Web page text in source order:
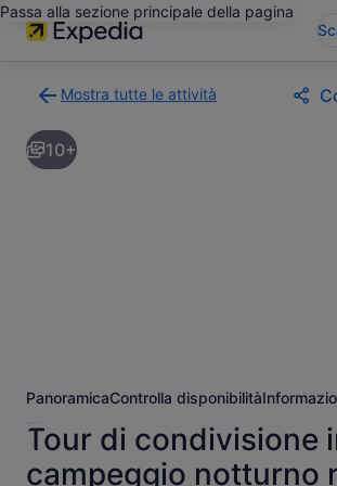
Passa alla sezione principale della pagina
Mostra tutte le attività
alla
pagina
dei
10+
PanoramicaControlla disponibilità
Tour di condivisione
campeggio notturno